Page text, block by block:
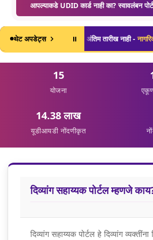
आपल्याकडे UDID कार्ड नाही का? स्वावलंबन
थेट अपडेट्स ⏸
आली कोणतीही अंतिम तारीख नाही -नागरिक
15
योजना
14.38 लाख
यूडीआयडी नोंदणीकृत
दिव्यांग सहाय्यक पोर्टल म्हणजे
दिव्यांग सहाय्यक पोर्टल हे दिव्यांग